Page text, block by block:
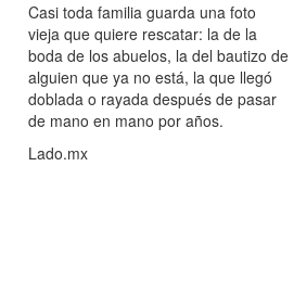
Casi toda familia guarda una foto
vieja que quiere rescatar: la de la
boda de los abuelos, la del bautizo de
alguien que ya no está, la que llegó
doblada o rayada después de pasar
de mano en mano por años.
Lado.mx